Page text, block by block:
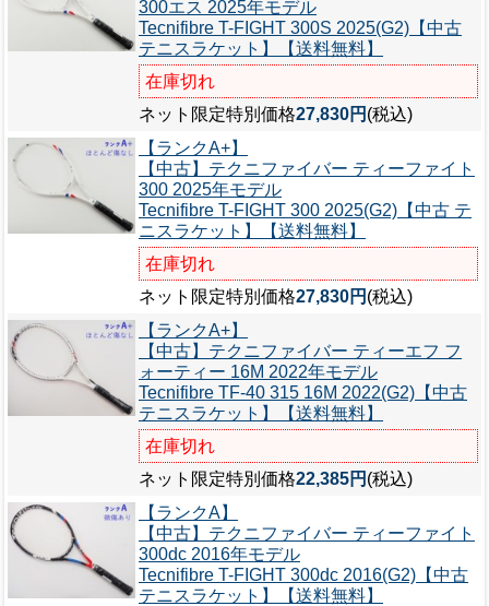
300エス 2025年モデル
Tecnifibre T-FIGHT 300S 2025(G2)【中古
テニスラケット】【送料無料】
在庫切れ
ネット限定特別価格27,830円 (税込)
【ランクA+】
【中古】テクニファイバー ティーファイト
300 2025年モデル
Tecnifibre T-FIGHT 300 2025(G2)【中古 テ
ニスラケット】【送料無料】
在庫切れ
ネット限定特別価格27,830円 (税込)
【ランクA+】
【中古】テクニファイバー ティーエフ フ
ォーティー 16M 2022年モデル
Tecnifibre TF-40 315 16M 2022(G2)【中古
テニスラケット】【送料無料】
在庫切れ
ネット限定特別価格22,385円 (税込)
【ランクA】
【中古】テクニファイバー ティーファイト
300dc 2016年モデル
Tecnifibre T-FIGHT 300dc 2016(G2)【中古
テニスラケット】【送料無料】